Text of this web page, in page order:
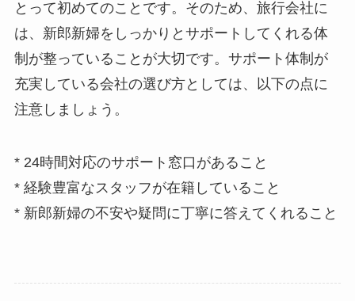
とって初めてのことです。そのため、旅行会社に
は、新郎新婦をしっかりとサポートしてくれる体
制が整っていることが大切です。サポート体制が
充実している会社の選び方としては、以下の点に
注意しましょう。
* 24時間対応のサポート窓口があること
* 経験豊富なスタッフが在籍していること
* 新郎新婦の不安や疑問に丁寧に答えてくれること